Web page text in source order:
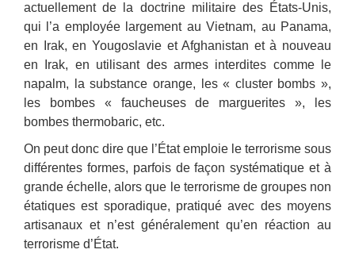
actuellement de la doctrine militaire des États-Unis,
qui l’a employée largement au Vietnam, au Panama,
en Irak, en Yougoslavie et Afghanistan et à nouveau
en Irak, en utilisant des armes interdites comme le
napalm, la substance orange, les « cluster bombs »,
les bombes « faucheuses de marguerites », les
bombes thermobaric, etc.
On peut donc dire que l’État emploie le terrorisme sous
différentes formes, parfois de façon systématique et à
grande échelle, alors que le terrorisme de groupes non
étatiques est sporadique, pratiqué avec des moyens
artisanaux et n’est généralement qu’en réaction au
terrorisme d’État.